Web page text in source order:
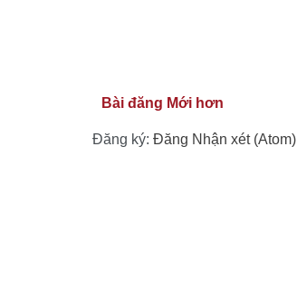
Bài đăng Mới hơn
Đăng ký: Đăng Nhận xét (Atom)